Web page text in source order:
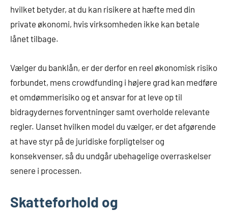
hvilket betyder, at du kan risikere at hæfte med din
private økonomi, hvis virksomheden ikke kan betale
lånet tilbage.
Vælger du banklån, er der derfor en reel økonomisk risiko
forbundet, mens crowdfunding i højere grad kan medføre
et omdømmerisiko og et ansvar for at leve op til
bidragydernes forventninger samt overholde relevante
regler. Uanset hvilken model du vælger, er det afgørende
at have styr på de juridiske forpligtelser og
konsekvenser, så du undgår ubehagelige overraskelser
senere i processen.
Skatteforhold og